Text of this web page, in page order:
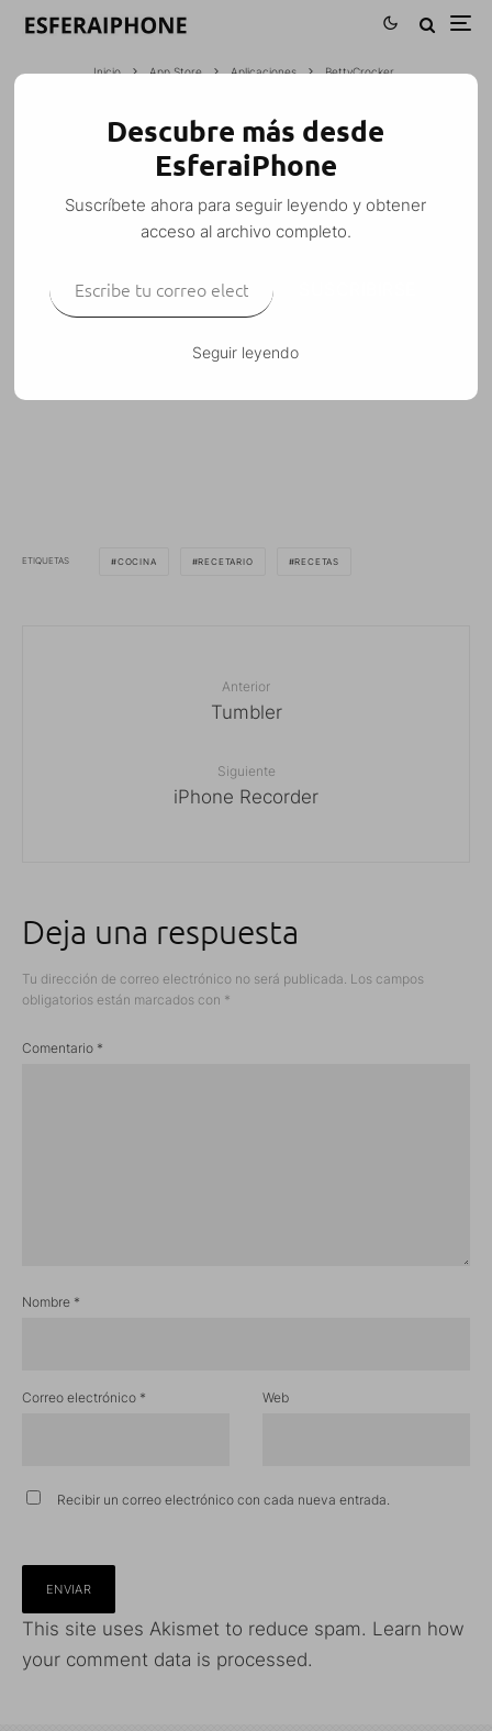
Inicio App Store Aplicaciones BettyCrocker
BETTYCROCKER
Aplicaciones · 2 junio, 2008 · 1 Minuto de lectura
BettyCrocker Cook Book es un recetario, con
ETIQUETAS COCINA RECETARIO RECETAS
Anterior
Tumbler
Siguiente
iPhone Recorder
Deja una respuesta
Tu dirección de correo electrónico no será publicada. Los campos
obligatorios están marcados con *
Comentario *
Nombre *
Correo electrónico * Web
Recibir un correo electrónico con cada nueva entrada.
This site uses Akismet to reduce spam. Learn how
your comment data is processed.
Descubre más desde
EsferaiPhone
Suscríbete ahora para seguir leyendo y obtener
acceso al archivo completo.
Seguir leyendo